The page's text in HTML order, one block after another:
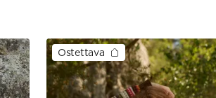
Ostettava